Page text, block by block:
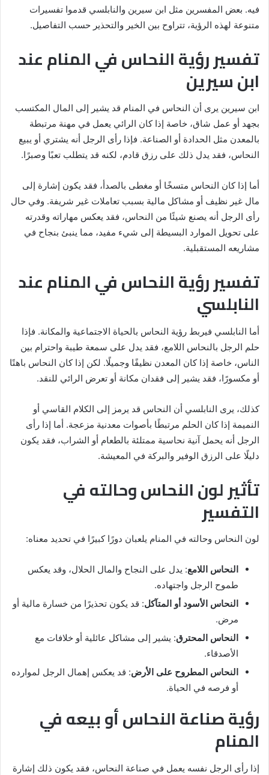
فيه. بعض المفسرين مثل ابن سيرين والنابلسي قدموا تفسيرات
متنوعة لهذه الرؤية، تتراوح بين الخير والتحذير حسب التفاصيل.
تفسير رؤية النحاس في المنام عند
ابن سيرين
ابن سيرين يرى أن النحاس في المنام قد يشير إلى المال المكتسب
بجهد أو عمل شاق، خاصة إذا كان الرائي يعمل في مهنة مرتبطة
بالمعدن مثل الحدادة أو الصناعة. فإذا رأى الرجل أنه يشتري أو يبيع
النحاس، فقد يدل ذلك على رزق قادم، لكنه قد يتطلب تعبًا وصبرًا.
أما إذا كان النحاس متسخًا أو مغطى بالصدأ، فقد يكون إشارة إلى
مال غير نظيف أو مشاكل مالية بسبب تعاملات غير شريفة. وفي حال
رأى الرجل أنه يصنع شيئًا من النحاس، فقد يعكس مهاراته وقدرته
على تحويل الموارد البسيطة إلى شيء مفيد، مما ينبئ بنجاح في
مشاريعه المستقبلية.
تفسير رؤية النحاس في المنام عند
النابلسي
أما النابلسي فيربط رؤية النحاس بالحياة الاجتماعية والمكانة. فإذا
حلم الرجل بالنحاس اللامع، فقد يدل على سمعة طيبة واحترام بين
الناس، خاصة إذا كان المعدن نظيفًا وجميلًا. لكن إذا كان النحاس باهتًا
أو مكسورًا، فقد يشير إلى فقدان مكانة أو تعرض الرائي للنقد.
كذلك، يرى النابلسي أن النحاس قد يرمز إلى الكلام القاسي أو
النميمة إذا كان الحلم مرتبطًا بأصوات معدنية مزعجة. أما إذا رأى
الرجل أنه يحمل آنية نحاسية ممتلئة بالطعام أو الشراب، فقد يكون
دليلًا على الرزق الوفير والبركة في المعيشة.
تأثير لون النحاس وحالته في
التفسير
لون النحاس وحالته في المنام يلعبان دورًا كبيرًا في تحديد معناه:
النحاس اللامع: يدل على النجاح والمال الحلال، وقد يعكس
طموح الرجل واجتهاده.
النحاس الأسود أو المتآكل: قد يكون تحذيرًا من خسارة مالية أو
مرض.
النحاس المحترق: يشير إلى مشاكل عائلية أو خلافات مع
الأصدقاء.
النحاس المطروح على الأرض: قد يعكس إهمال الرجل لموارده
أو فرصه في الحياة.
رؤية صناعة النحاس أو بيعه في
المنام
إذا رأى الرجل نفسه يعمل في صناعة النحاس، فقد يكون ذلك إشارة